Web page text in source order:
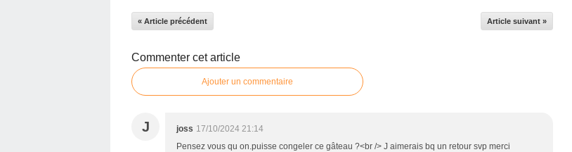
« Article précédent Article suivant »
Commenter cet article
Ajouter un commentaire
J joss 17/10/2024 21:14
Pensez vous qu on.puisse congeler ce gâteau ?<br /> J aimerais bq un retour svp merci